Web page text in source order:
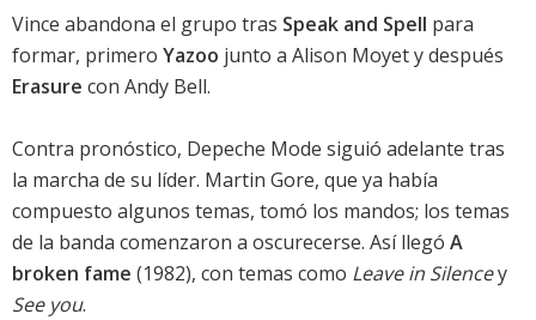
Vince abandona el grupo tras Speak and Spell para
formar, primero Yazoo junto a Alison Moyet y después
Erasure con Andy Bell.
Contra pronóstico, Depeche Mode siguió adelante tras
la marcha de su líder. Martin Gore, que ya había
compuesto algunos temas, tomó los mandos; los temas
de la banda comenzaron a oscurecerse. Así llegó A
broken fame (1982), con temas como Leave in Silencey
See you.